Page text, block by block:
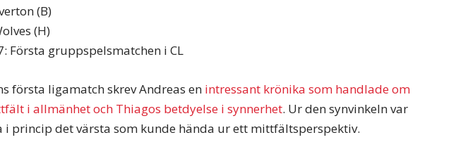
(B)
(H)
Första gruppspelsmatchen i CL
första ligamatch skrev Andreas en intressant krönika som handlade om
i allmänhet och Thiagos betdyelse i synnerhet. Ur den synvinkeln var
i princip det värsta som kunde hända ur ett mittfältsperspektiv.